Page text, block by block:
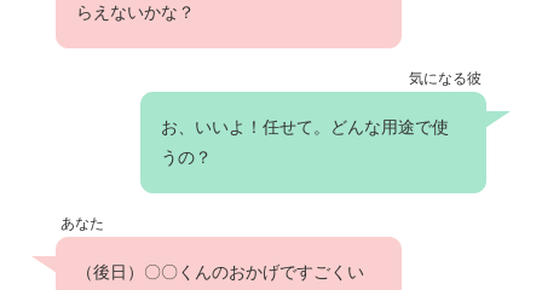
らえないかな？
気になる彼
お、いいよ！任せて。どんな用途で使
うの？
あなた
（後日）〇〇くんのおかげですごくい